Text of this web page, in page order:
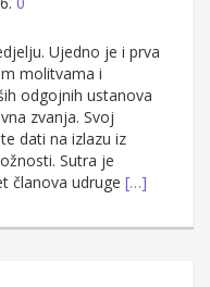
Ujedno je i prva
molitvama i
odgojnih ustanova
zvanja. Svoj
dati na izlazu iz
Sutra je
članova udruge […]